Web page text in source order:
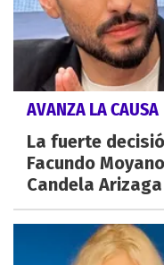
AVANZA LA CAUSA
La fuerte
Facundo
Candela Arizaga